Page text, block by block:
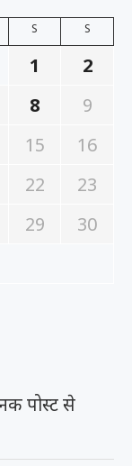
S S
1
2
8
9
15
16
22
23
29
30
पोस्ट से